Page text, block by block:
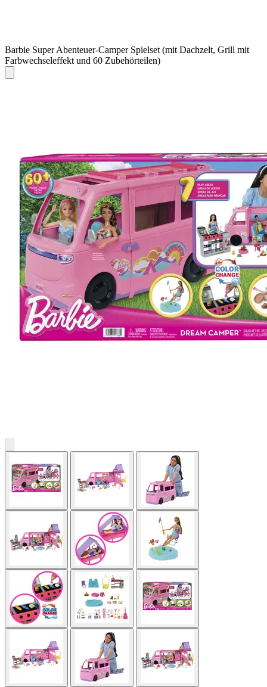
Barbie Super Abenteuer-Camper Spielset (mit Dachzelt, Grill mit
Farbwechseleffekt und 60 Zubehörteilen)